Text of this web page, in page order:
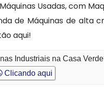
Usadas, com
de Máquinas de alta
aqui!
Industriais na Casa
Clicando aqui